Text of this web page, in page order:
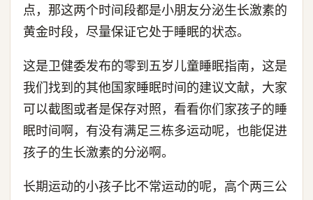
点，那这两个时间段都是小朋友分泌生长激素的
黄金时段，尽量保证它处于睡眠的状态。
这是卫健委发布的零到五岁儿童睡眠指南，这是
我们找到的其他国家睡眠时间的建议文献，大家
可以截图或者是保存对照，看看你们家孩子的睡
眠时间啊，有没有满足三栋多运动呢，也能促进
孩子的生长激素的分泌啊。
长期运动的小孩子比不常运动的呢，高个两三公